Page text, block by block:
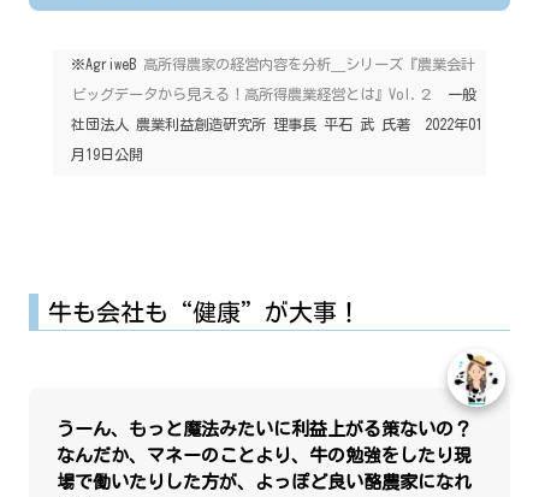
※AgriweB 高所得農家の経営内容を分析＿シリーズ『農業会計
ビッグデータから見える！高所得農業経営とは』Vol.２ 一般
社団法人 農業利益創造研究所 理事長 平石 武 氏著 2022年01
月19日公開
牛も会社も“健康”が大事！
うーん、もっと魔法みたいに利益上がる策ないの？
なんだか、マネーのことより、牛の勉強をしたり現
場で働いたりした方が、よっぽど良い酪農家になれ